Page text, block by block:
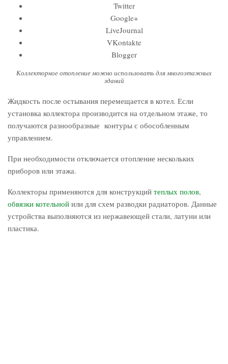
Twitter
Google+
LiveJournal
VKontakte
Blogger
Коллекторное отопление можно использовать для многоэтажных
зданий
Жидкость после остывания перемещается в котел. Если
установка коллектора производится на отдельном этаже, то
получаются разнообразные контуры с обособленным
управлением.
При необходимости отключается отопление нескольких
приборов или этажа.
Коллекторы применяются для конструкций теплых полов,
обвязки котельной или для схем разводки радиаторов. Данные
устройства выполняются из нержавеющей стали, латуни или
пластика.